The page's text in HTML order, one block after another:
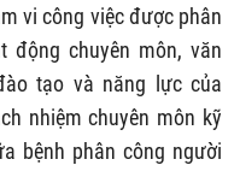
vi công việc được phân
động chuyên môn, văn
tạo và năng lực của
nhiệm chuyên môn kỹ
bệnh phân công người